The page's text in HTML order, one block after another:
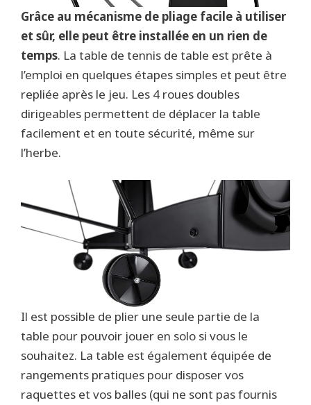
Grâce au mécanisme de pliage facile à utiliser
et sûr, elle peut être installée en un rien de
temps. La table de tennis de table est prête à
l’emploi en quelques étapes simples et peut être
repliée après le jeu. Les 4 roues doubles
dirigeables permettent de déplacer la table
facilement et en toute sécurité, même sur
l’herbe.
Il est possible de plier une seule partie de la
table pour pouvoir jouer en solo si vous le
souhaitez. La table est également équipée de
rangements pratiques pour disposer vos
raquettes et vos balles (qui ne sont pas fournis